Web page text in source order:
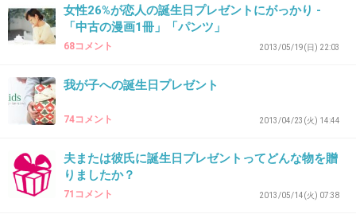
てもらったりと大切な思い出になりました。
35. 匿名2013/05/18(土) 18:22:41
大人になったからお箸の持ち方を改めた
女性26%が恋人の誕生日プレゼントにがっかり -
「中古の漫画1冊」「パンツ」
68コメント 2013/05/19(日) 22:03
我が子への誕生日プレゼント
74コメント 2013/04/23(火) 14:44
夫または彼氏に誕生日プレゼントってどんな物を贈
りましたか？
71コメント 2013/05/14(火) 07:38